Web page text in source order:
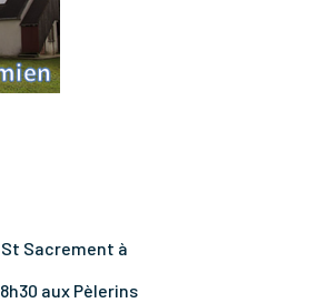
St Sacrement à
aux Pèlerins